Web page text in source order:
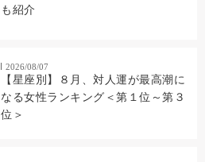
も紹介
2026/08/07
【星座別】８月、対人運が最高潮に
なる女性ランキング＜第１位～第３
位＞